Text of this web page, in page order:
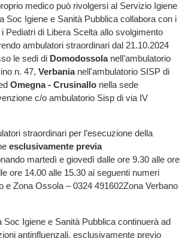
medico può rivolgersi al Servizio Igiene
Soc Igiene e Sanità Pubblica collabora con i
Pediatri di Libera Scelta allo svolgimento
ambulatori straordinari dal 21.10.2024
le sedi di Domodossolanell'ambulatorio
n. 47, Verbanianell'ambulatorio SISP di
Omegna - Crusinallo nella sede
c/o ambulatorio Sisp di via IV
straordinari per l’esecuzione della
esclusivamente previa
martedì e giovedì dalle ore 9.30 alle ore
ore 14.00 alle 15.30 ai seguenti numeri
e Zona Ossola – 0324 491602Zona Verbano
Soc Igiene e Sanità Pubblica continuerà ad
antinfluenzali, esclusivamente previo